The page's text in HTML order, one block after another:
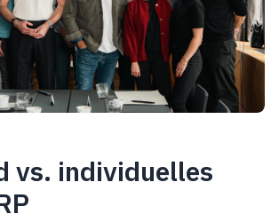
vs. individuelles